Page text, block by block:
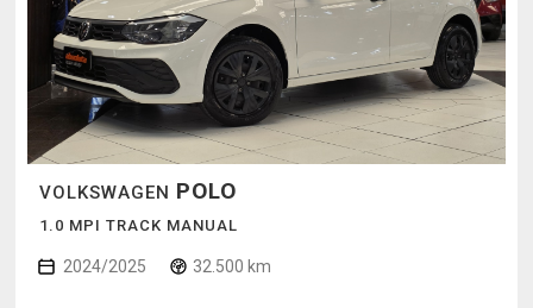
VOLKSWAGEN POLO
1.0 MPI TRACK MANUAL
2024/2025 32.500 km